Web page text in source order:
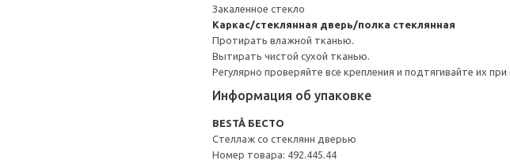
Закаленное стекло
Каркас/стеклянная дверь/полка стеклянная
Протирать влажной тканью.
Вытирать чистой сухой тканью.
Регулярно проверяйте все крепления и подтягивайте их
Информация об упаковке
BESTÅ БЕСТО
Стеллаж со стеклянн дверью
Номер товара: 492.445.44